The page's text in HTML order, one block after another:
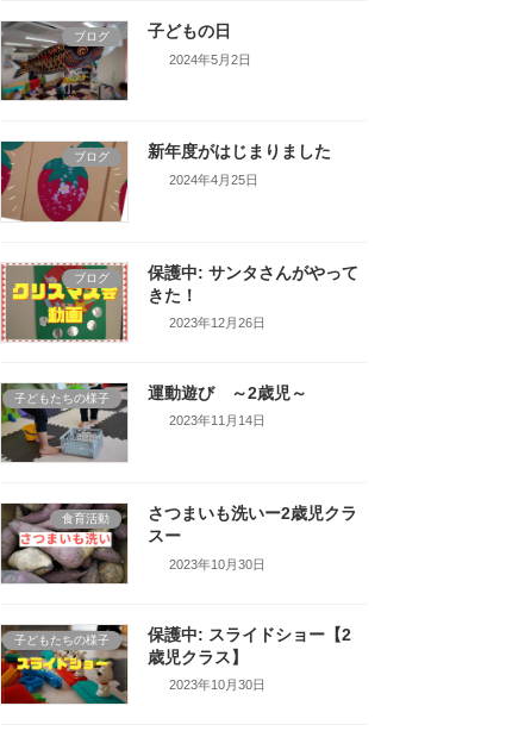
ブログ 子どもの日
2024年5月2日
ブログ 新年度がはじまりました
2024年4月25日
ブログ
保護中: サンタさんがやって
きた！
2023年12月26日
子どもたちの様子 運動遊び ～2歳児～
2023年11月14日
食育活動
さつまいも洗いー2歳児クラ
スー
2023年10月30日
子どもたちの様子
保護中: スライドショー【2
歳児クラス】
2023年10月30日